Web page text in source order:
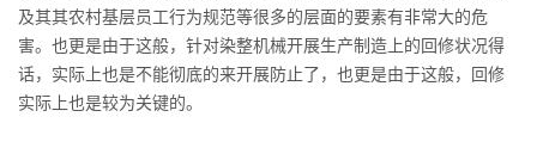
及其其农村基层员工行为规范等很多的层面的要素有非常大的危
害。也更是由于这般，针对染整机械开展生产制造上的回修状况得
话，实际上也是不能彻底的来开展防止了，也更是由于这般，回修
实际上也是较为关键的。